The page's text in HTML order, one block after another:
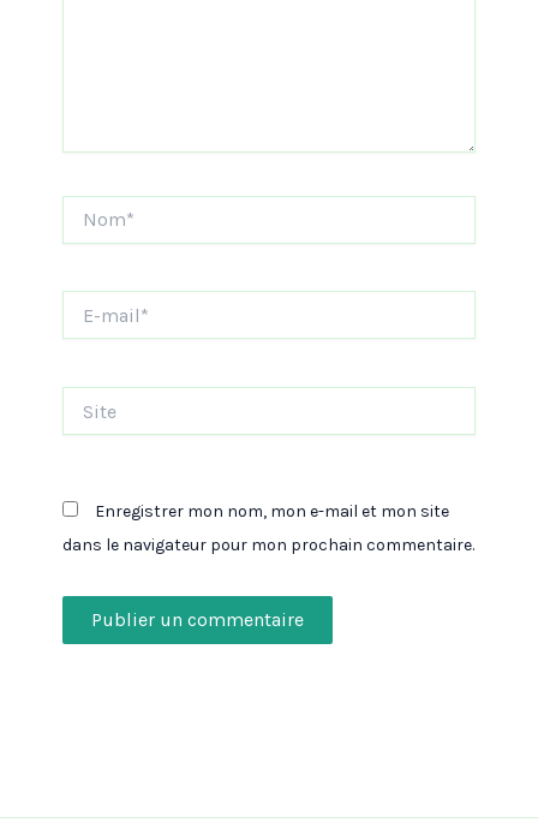
mail*
Enregistrer mon nom, mon e-mail et mon site
dans le navigateur pour mon prochain commentaire.